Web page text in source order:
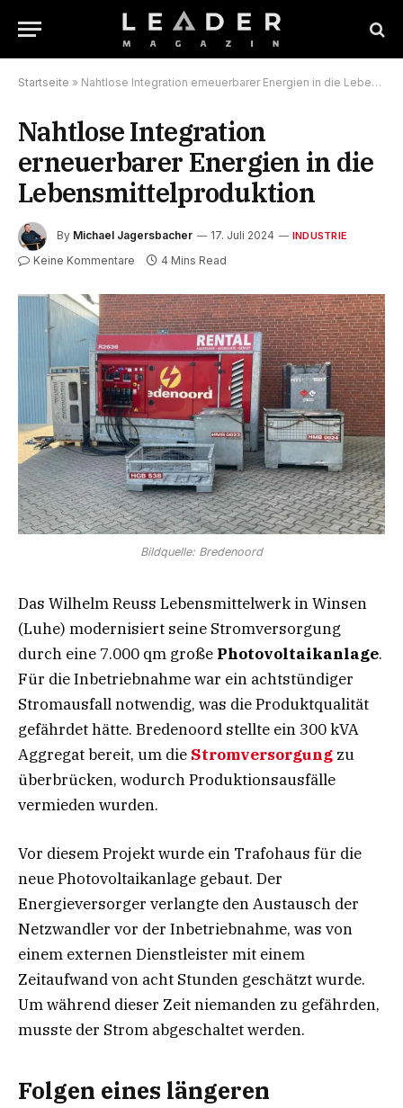
Startseite » Nahtlose Integration erneuerbarer Energien in die Lebensmittelproduktion
Nahtlose Integration
erneuerbarer Energien in die
Lebensmittelproduktion
By Michael Jagersbacher 17. Juli 2024 INDUSTRIE
Keine Kommentare 4 Mins Read
Bildquelle: Bredenoord
Das Wilhelm Reuss Lebensmittelwerk in Winsen
(Luhe) modernisiert seine Stromversorgung
durch eine 7.000 qm große Photovoltaikanlage.
Für die Inbetriebnahme war ein achtstündiger
Stromausfall notwendig, was die Produktqualität
gefährdet hätte. Bredenoord stellte ein 300 kVA
Aggregat bereit, um die Stromversorgung zu
überbrücken, wodurch Produktionsausfälle
vermieden wurden.
Vor diesem Projekt wurde ein Trafohaus für die
neue Photovoltaikanlage gebaut. Der
Energieversorger verlangte den Austausch der
Netzwandler vor der Inbetriebnahme, was von
einem externen Dienstleister mit einem
Zeitaufwand von acht Stunden geschätzt wurde.
Um während dieser Zeit niemanden zu gefährden,
musste der Strom abgeschaltet werden.
Folgen eines längeren